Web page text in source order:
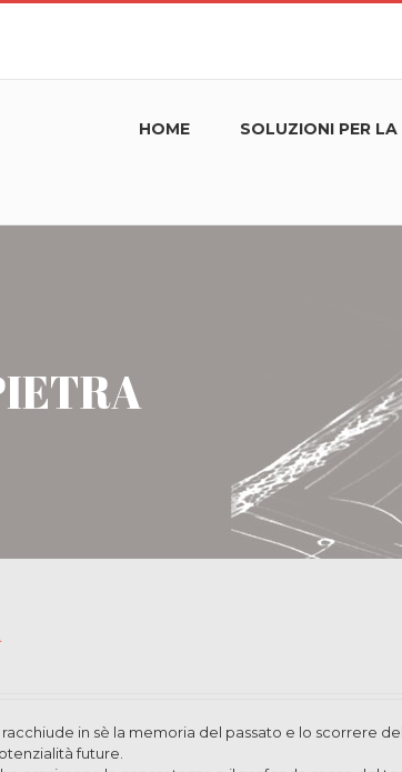
HOME SOLUZIONI PER
in sè la memoria del passato e lo scorrere
future.